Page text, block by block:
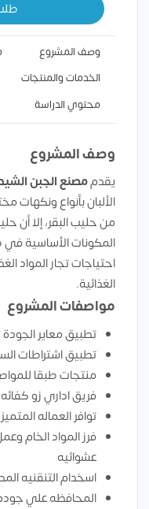
وصف المشروع
الخدمات والمنتجات
محتوي الدراسة
وصف المشروع
يقدممصنع الجبن
الألبان بأنواع ونكهات
من حليب البقر، إلا أن
المكونات الأساسية في
احتياجات تجار المواد
الغذائية.
مواصفات المشروع
تطبيق معاير الجودة
تطبيق اشتراطات
منتجات طبقا
فريق اداري زو كفائه
توافر العماله
فرز المواد الخام
عشوائيه
اسخدام التنقنيه
المحافظه علي جوده